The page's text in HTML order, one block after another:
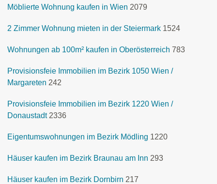
Möblierte Wohnung kaufen in Wien 2079
2 Zimmer Wohnung mieten in der Steiermark 1524
Wohnungen ab 100m² kaufen in Oberösterreich 783
Provisionsfeie Immobilien im Bezirk 1050 Wien /
Margareten 242
Provisionsfeie Immobilien im Bezirk 1220 Wien /
Donaustadt 2336
Eigentumswohnungen im Bezirk Mödling 1220
Häuser kaufen im Bezirk Braunau am Inn 293
Häuser kaufen im Bezirk Dornbirn 217